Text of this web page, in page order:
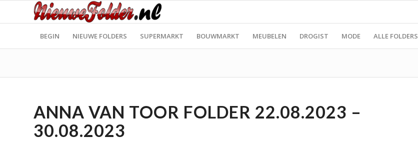
BEGIN NIEUWE FOLDERS SUPERMARKT BOUWMARKT MEUBELEN DROGIST MODE ALLE FOLDERS
ANNA VAN TOOR FOLDER 22.08.2023 –
30.08.2023